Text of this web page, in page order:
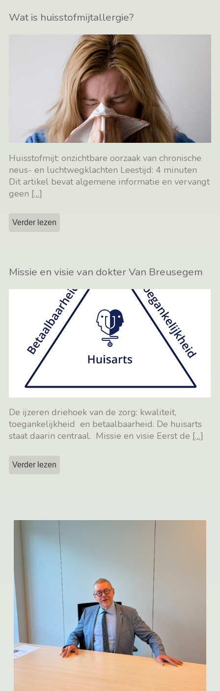
Wat is huisstofmijtallergie?
Huisstofmijt: onzichtbare oorzaak van chronische
neus- en luchtwegklachten Leestijd: 4 minuten
Dit artikel bevat algemene informatie en vervangt
geen […]
Verder lezen
Missie en visie van dokter Van Breusegem
De ijzeren driehoek van de zorg: kwaliteit,
toegankelijkheid en betaalbaarheid. De huisarts
staat daarin centraal. Missie en visie Eerst de […]
Verder lezen